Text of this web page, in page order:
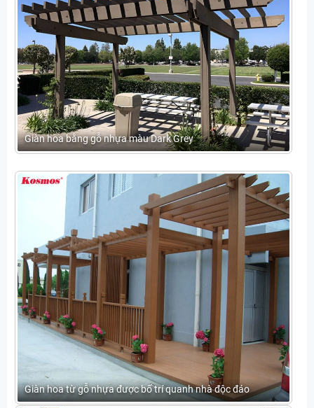
Giàn hoa bằng gỗ nhựa màu Dark Grey
Giàn hoa từ gỗ nhựa được bố trí quanh nhà độc đáo